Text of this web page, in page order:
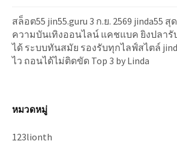
สล็อต55 jin55.guru 3 ก.ย. 2569 jinda55
ความบันเทิงออนไลน์ แคชแบค ยิงปลารั
ได้ ระบบทันสมัย รองรับทุกไลฟ์สไตล์
ไว ถอนได้ไม่ติดขัด Top 3 by Linda
หมวดหมู่
123lionth